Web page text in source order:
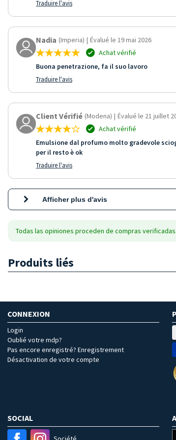
Traduire l'avis
Nadia (Imperia) | Évalué le 19 mai 2026
Achat vérifié
Buona penetrazione, fa il suo lavoro
Traduire l'avis
Client Vérifié (Modena) | Évalué le 21 juillet
Achat vérifié
Emulsione dal profumo molto gradevole
per il resto è ok
Traduire l'avis
Afficher plus d'avis
Todas las opiniones proceden de compras
Produits liés
CONNEXION
Login
Oublié votre mdp?
Pas encore enregistré? Enregistrement
Désactivation de votre compte
SOCIAL